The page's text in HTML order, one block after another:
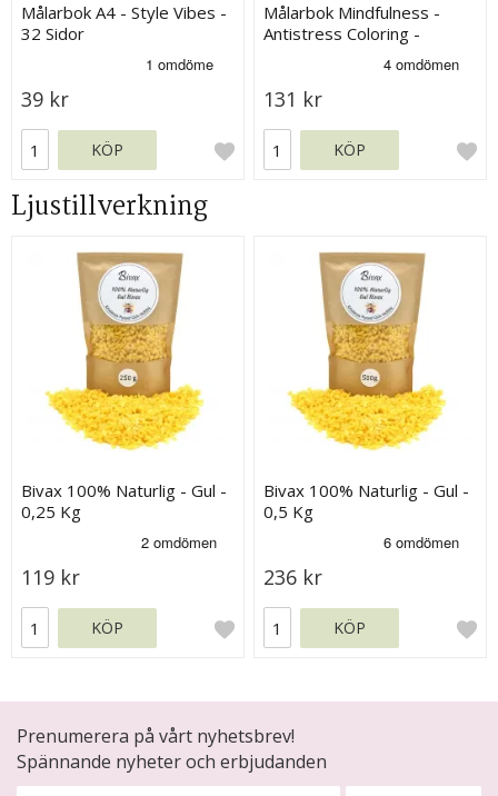
Målarbok A4 - Style Vibes -
32 Sidor
39 kr
KÖP
Målarbok Mindfulness -
Antistress Coloring -
131 kr
KÖP
Ljustillverkning
Bivax 100% Naturlig - Gul -
0,25 Kg
119 kr
KÖP
Bivax 100% Naturlig - Gul -
0,5 Kg
236 kr
KÖP
Prenumerera på vårt nyhetsbrev!
Spännande nyheter och erbjudanden